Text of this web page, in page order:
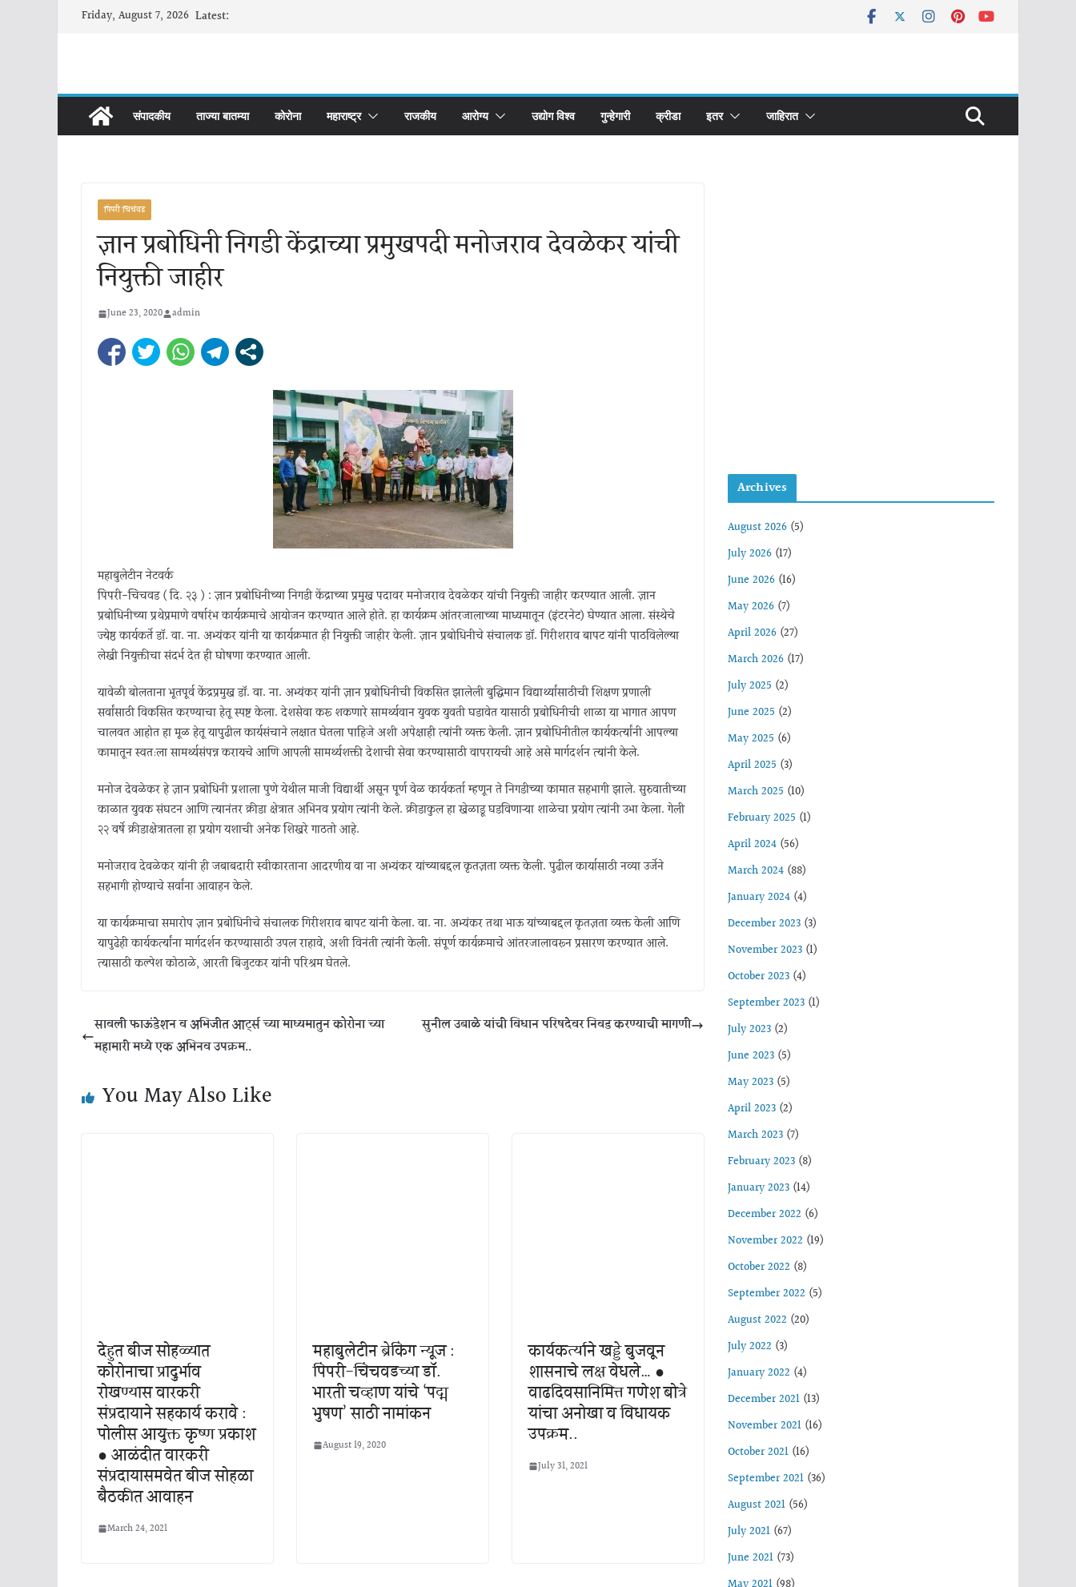
Friday, August 7, 2026 Latest:
संपादकीय ताज्या बातम्या कोरोना महाराष्ट्र राजकीय आरोग्य उद्योग विश्व गुन्हेगारी क्रीडा इतर जाहिरात
पिंपरी चिचंवड
ज्ञान प्रबोधिनी निगडी केंद्राच्या प्रमुखपदी मनोजराव देवळेकर यांची
नियुक्ती जाहीर
June 23, 2020 admin
महाबुलेटीन नेटवर्क
पिंपरी-चिंचवड ( दि. २३ ) : ज्ञान प्रबोधिनीच्या निगडी केंद्राच्या प्रमुख पदावर मनोजराव देवळेकर यांची नियुक्ती जाहीर करण्यात आली. ज्ञान
प्रबोधिनीच्या प्रथेप्रमाणे वर्षारंभ कार्यक्रमाचे आयोजन करण्यात आले होते. हा कार्यक्रम आंतरजालाच्या माध्यमातून (इंटरनेट) घेण्यात आला. संस्थेचे
ज्येष्ठ कार्यकर्ते डॉ. वा. ना. अभ्यंकर यांनी या कार्यक्रमात ही नियुक्ती जाहीर केली. ज्ञान प्रबोधिनीचे संचालक डॉ. गिरीशराव बापट यांनी पाठविलेल्या
लेखी नियुक्तीचा संदर्भ देत ही घोषणा करण्यात आली.
यावेळी बोलताना भूतपूर्व केंद्रप्रमुख डॉ. वा. ना. अभ्यंकर यांनी ज्ञान प्रबोधिनीची विकसित झालेली बुद्धिमान विद्यार्थ्यांसाठीची शिक्षण प्रणाली
सर्वांसाठी विकसित करण्याचा हेतू स्पष्ट केला. देशसेवा करू शकणारे सामर्थ्यवान युवक युवती घडावेत यासाठी प्रबोधिनीची शाळा या भागात आपण
चालवत आहोत हा मूळ हेतू यापुढील कार्यसंचाने लक्षात घेतला पाहिजे अशी अपेक्षाही त्यांनी व्यक्त केली. ज्ञान प्रबोधिनीतील कार्यकर्त्यांनी आपल्या
कामातून स्वतःला सामर्थ्यसंपन्न करायचे आणि आपली सामर्थ्यशक्ती देशाची सेवा करण्यासाठी वापरायची आहे असे मार्गदर्शन त्यांनी केले.
मनोज देवळेकर हे ज्ञान प्रबोधिनी प्रशाला पुणे येथील माजी विद्यार्थी असून पूर्ण वेळ कार्यकर्ता म्हणून ते निगडीच्या कामात सहभागी झाले. सुरुवातीच्या
काळात युवक संघटन आणि त्यानंतर क्रीडा क्षेत्रात अभिनव प्रयोग त्यांनी केले. क्रीडाकुल हा खेळाडू घडविणाऱ्या शाळेचा प्रयोग त्यांनी उभा केला. गेली
२२ वर्षे क्रीडाक्षेत्रातला हा प्रयोग यशाची अनेक शिखरे गाठतो आहे.
मनोजराव देवळेकर यांनी ही जबाबदारी स्वीकारताना आदरणीय वा ना अभ्यंकर यांच्याबद्दल कृतज्ञता व्यक्त केली. पुढील कार्यासाठी नव्या उर्जेने
सहभागी होण्याचे सर्वांना आवाहन केले.
या कार्यक्रमाचा समारोप ज्ञान प्रबोधिनीचे संचालक गिरीशराव बापट यांनी केला. वा. ना. अभ्यंकर तथा भाऊ यांच्याबद्दल कृतज्ञता व्यक्त केली आणि
यापुढेही कार्यकर्त्यांना मार्गदर्शन करण्यासाठी उपलब्ध राहावे, अशी विनंती त्यांनी केली. संपूर्ण कार्यक्रमाचे आंतरजालावरून प्रसारण करण्यात आले.
त्यासाठी कल्पेश कोठाळे, आरती बिजुटकर यांनी परिश्रम घेतले.
सावली फाऊंडेशन व अभिजीत आर्ट्स च्या माध्यमातुन कोरोना च्या
महामारी मध्ये एक अभिनव उपक्रम..
सुनील उबाळे यांची विधान परिषदेवर निवड करण्याची मागणी
You May Also Like
देहुत बीज सोहळ्यात
कोरोनाचा प्रादुर्भाव
रोखण्यास वारकरी
संप्रदायाने सहकार्य करावे :
पोलीस आयुक्त कृष्ण प्रकाश
● आळंदीत वारकरी
संप्रदायासमवेत बीज सोहळा
बैठकीत आवाहन
March 24, 2021
महाबुलेटीन ब्रेकिंग न्यूज :
पिंपरी-चिंचवडच्या डॉ.
भारती चव्हाण यांचे ‘पद्म
भुषण’ साठी नामांकन
August 19, 2020
कार्यकर्त्याने खड्डे बुजवून
शासनाचे लक्ष वेधले… ●
वाढदिवसानिमित्त गणेश बोत्रे
यांचा अनोखा व विधायक
उपक्रम..
July 31, 2021
Archives
August 2026 (5)
July 2026 (17)
June 2026 (16)
May 2026 (7)
April 2026 (27)
March 2026 (17)
July 2025 (2)
June 2025 (2)
May 2025 (6)
April 2025 (3)
March 2025 (10)
February 2025 (1)
April 2024 (56)
March 2024 (88)
January 2024 (4)
December 2023 (3)
November 2023 (1)
October 2023 (4)
September 2023 (1)
July 2023 (2)
June 2023 (5)
May 2023 (5)
April 2023 (2)
March 2023 (7)
February 2023 (8)
January 2023 (14)
December 2022 (6)
November 2022 (19)
October 2022 (8)
September 2022 (5)
August 2022 (20)
July 2022 (3)
January 2022 (4)
December 2021 (13)
November 2021 (16)
October 2021 (16)
September 2021 (36)
August 2021 (56)
July 2021 (67)
June 2021 (73)